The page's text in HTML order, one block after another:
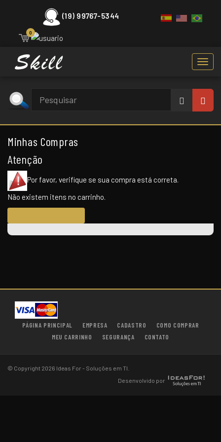
(19) 99767-5344
0
Minhas Compras
Atenção
Por favor, verifique se sua compra está correta.
Não existem itens no carrinho.
PÁGINA PRINCIPAL EMPRESA CADASTRO
COMO COMPRAR
MEU CARRINHO
SEGURANÇA CONTATO
© Copyright 2026 Ideas For - Soluções em TI.
Desenvolvido por